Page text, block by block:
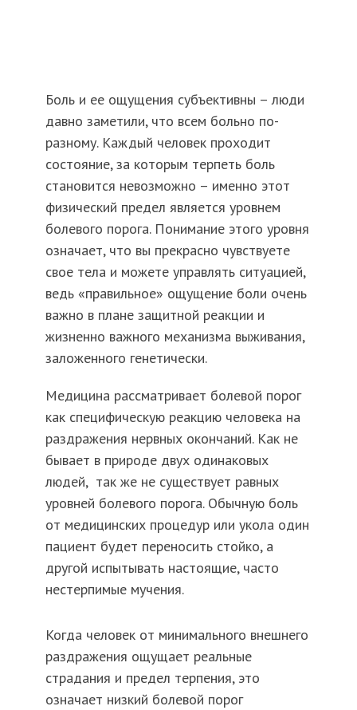
Боль и ее ощущения субъективны – люди
давно заметили, что всем больно по-
разному. Каждый человек проходит
состояние, за которым терпеть боль
становится невозможно – именно этот
физический предел является уровнем
болевого порога. Понимание этого уровня
означает, что вы прекрасно чувствуете
свое тела и можете управлять ситуацией,
ведь «правильное» ощущение боли очень
важно в плане защитной реакции и
жизненно важного механизма выживания,
заложенного генетически.
Медицина рассматривает болевой порог
как специфическую реакцию человека на
раздражения нервных окончаний. Как не
бывает в природе двух одинаковых
людей, так же не существует равных
уровней болевого порога. Обычную боль
от медицинских процедур или укола один
пациент будет переносить стойко, а
другой испытывать настоящие, часто
нестерпимые мучения.
Когда человек от минимального внешнего
раздражения ощущает реальные
страдания и предел терпения, это
означает низкий болевой порог